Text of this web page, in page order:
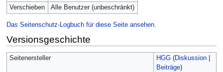
Verschieben
Alle Benutzer (unbeschränkt)
Das Seitenschutz-Logbuch für diese Seite ansehen.
Versionsgeschichte
Seitenersteller HGG (Diskussion|
Beiträge)